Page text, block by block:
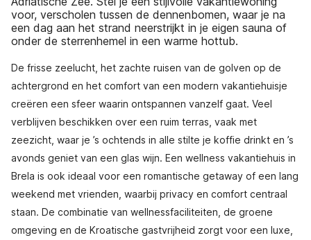
voor, verscholen tussen de dennenbomen, waar je na
een dag aan het strand neerstrijkt in je eigen sauna of
onder de sterrenhemel in een warme hottub.
De frisse zeelucht, het zachte ruisen van de golven op de
achtergrond en het comfort van een modern vakantiehuisje
creëren een sfeer waarin ontspannen vanzelf gaat. Veel
verblijven beschikken over een ruim terras, vaak met
zeezicht, waar je ’s ochtends in alle stilte je koffie drinkt en ’s
avonds geniet van een glas wijn. Een wellness vakantiehuis in
Brela is ook ideaal voor een romantische getaway of een lang
weekend met vrienden, waarbij privacy en comfort centraal
staan. De combinatie van wellnessfaciliteiten, de groene
omgeving en de Kroatische gastvrijheid zorgt voor een luxe,